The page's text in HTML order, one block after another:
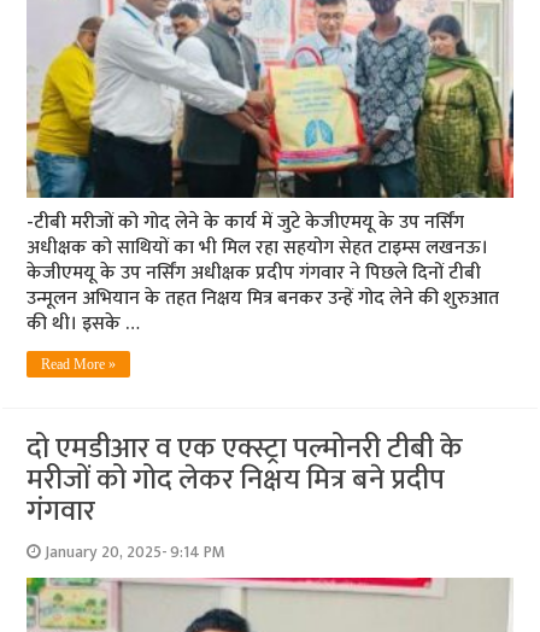
-टीबी मरीजों को गोद लेने के कार्य में जुटे केजीएमयू के उप नर्सिंग
अधीक्षक को साथियों का भी मिल रहा सहयोग सेहत टाइम्स लखनऊ।
केजीएमयू के उप नर्सिंग अधीक्षक प्रदीप गंगवार ने पिछले दिनों टीबी
उन्मूलन अभियान के तहत निक्षय मित्र बनकर उन्हें गोद लेने की शुरुआत
की थी। इसके …
Read More »
दो एमडीआर व एक एक्स्ट्रा पल्मोनरी टीबी के
मरीजों को गोद लेकर निक्षय मित्र बने प्रदीप
गंगवार
January 20, 2025- 9:14 PM